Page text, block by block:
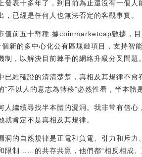
發表十多年了，到目前為止還沒有一個
，已經是任何人也無法否定的客觀事實。
值前五十幣種:據coinmarketcap數據，
新的多中心化公有區塊鏈項目，支持智
制，以解決目前棘手的網絡升級分叉問
已經確證的清清楚楚，真相及其規律不
“不以人的意志為轉移”必然性看，半本
人繼續尋找半本體的漏洞。我非常有信
就肯定不是真相及其規律。
洞的自然規律是正電和負電、引力和斥
限制……的共存共贏，他們都“相反相成